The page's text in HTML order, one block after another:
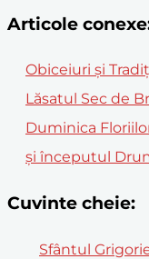
Articole
Obiceiuri și
Lăsatul Sec de
Duminica
și începutul
Cuvinte cheie:
Sfântul